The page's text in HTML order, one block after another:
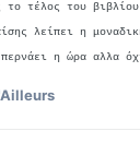
το τέλος του
λείπει η
η ώρα αλλα